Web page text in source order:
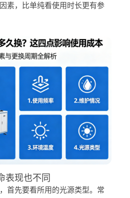
素，比单纯看使用时长更有参
表现也不同
首先要看所用的光源类型。常